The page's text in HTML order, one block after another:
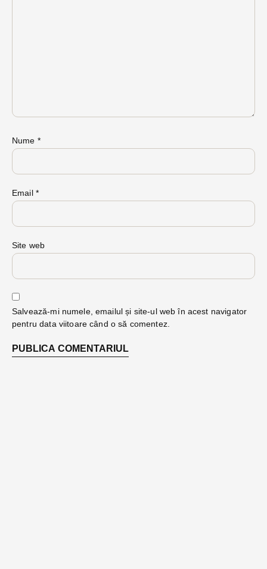
Nume *
Email *
Site web
Salvează-mi numele, emailul și site-ul web în acest navigator
pentru data viitoare când o să comentez.